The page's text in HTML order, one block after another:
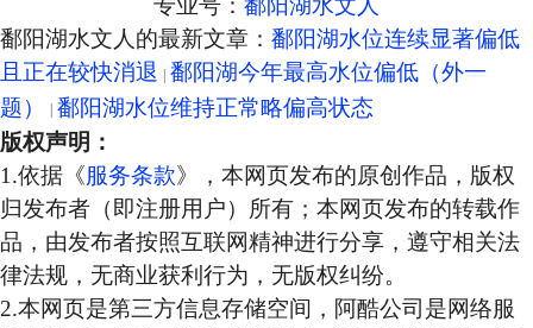
专业号： 鄱阳湖水文人
鄱阳湖水文人的最新文章： 鄱阳湖水位连续显著偏低
且正在较快消退 鄱阳湖今年最高水位偏低（外一
题）
鄱阳湖水位维持正常略偏高状态
版权声明：
1.依据《服务条款》，本网页发布的原创作品，版权
归发布者（即注册用户）所有；本网页发布的转载作
品，由发布者按照互联网精神进行分享，遵守相关法
律法规，无商业获利行为，无版权纠纷。
2.本网页是第三方信息存储空间，阿酷公司是网络服